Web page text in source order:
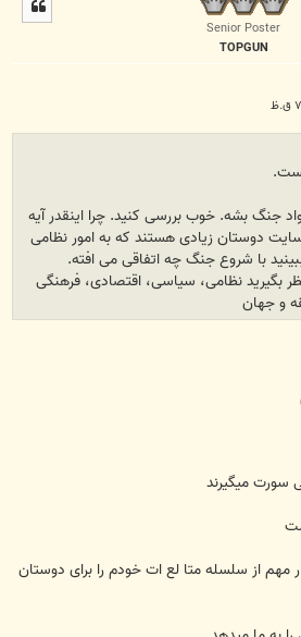
Senior Poster
TOPGUN
جنگ بشه. خوب بررسی کنید. چرا اینقدر آیه
دوستان زیادی هستند که به امور نظامی
با شروع جنگ چه اتفاقی می افته.
بگیرید نظامی، سیاسی، اقتصادی، فرهنگی
و جهان
ميگيرند
مهم از سلسله متا لع ات خودم را برای دوستان